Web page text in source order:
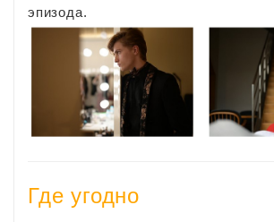
эпизода.
Где угодно